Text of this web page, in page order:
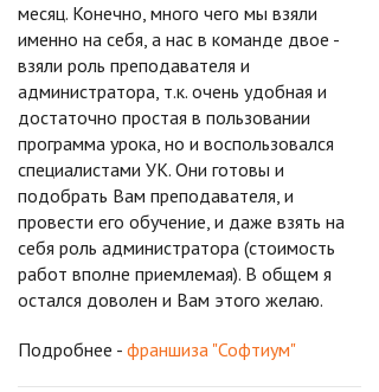
месяц. Конечно, много чего мы взяли
именно на себя, а нас в команде двое -
взяли роль преподавателя и
администратора, т.к. очень удобная и
достаточно простая в пользовании
программа урока, но и воспользовался
специалистами УК. Они готовы и
подобрать Вам преподавателя, и
провести его обучение, и даже взять на
себя роль администратора (стоимость
работ вполне приемлемая). В общем я
остался доволен и Вам этого желаю.
Подробнее - франшиза "Софтиум"